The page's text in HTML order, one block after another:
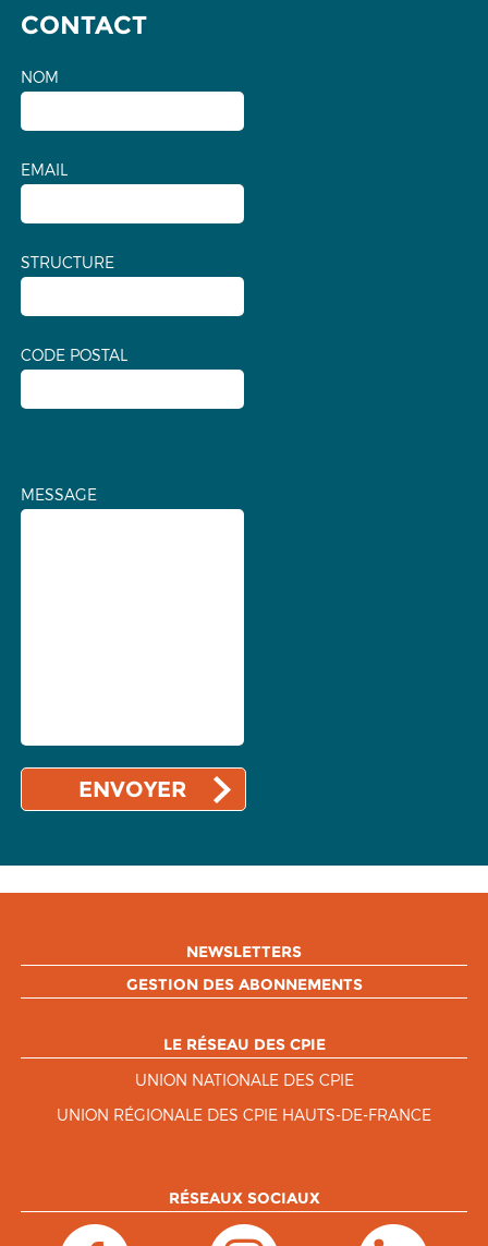
CONTACT
NOM
EMAIL
STRUCTURE
CODE POSTAL
MESSAGE
NEWSLETTERS
GESTION DES ABONNEMENTS
LE RÉSEAU DES CPIE
UNION NATIONALE DES CPIE
UNION RÉGIONALE DES CPIE HAUTS-DE-FRANCE
RÉSEAUX SOCIAUX